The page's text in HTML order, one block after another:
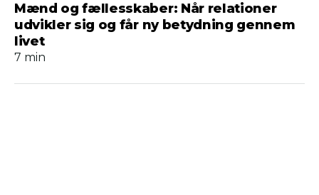
Mænd og fællesskaber: Når relationer
udvikler sig og får ny betydning gennem
livet
7 min